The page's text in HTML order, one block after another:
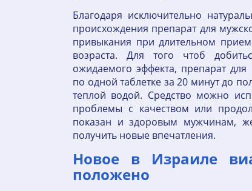
Благодаря исключительно
происхождения препарат для
привыкания при длительном
возраста. Для того чтоб
ожидаемого эффекта, препарат для
по одной таблетке за 20 минут до
теплой водой. Средство можно
проблемы с качеством или
показан и здоровым мужчинам,
получить новые впечатления.
Новое в Израиле
положено